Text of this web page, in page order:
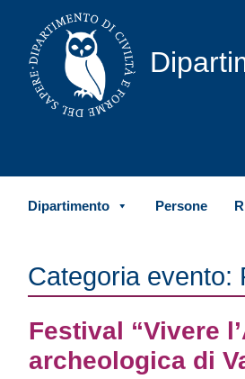
Vai al contenuto
Dipartimento Persone
Categoria evento:
Festival “Vivere
archeologica di